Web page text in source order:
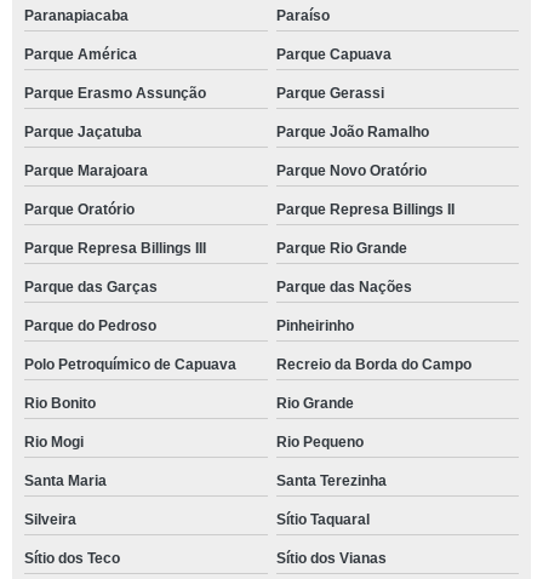
Paranapiacaba Paraíso
Parque América Parque Capuava
Parque Erasmo Assunção Parque Gerassi
Parque Jaçatuba Parque João Ramalho
Parque Marajoara Parque Novo Oratório
Parque Oratório Parque Represa Billings II
Parque Represa Billings III Parque Rio Grande
Parque das Garças Parque das Nações
Parque do Pedroso Pinheirinho
Polo Petroquímico de Capuava Recreio da Borda do Campo
Rio Bonito Rio Grande
Rio Mogi Rio Pequeno
Santa Maria Santa Terezinha
Silveira Sítio Taquaral
Sítio dos Teco Sítio dos Vianas